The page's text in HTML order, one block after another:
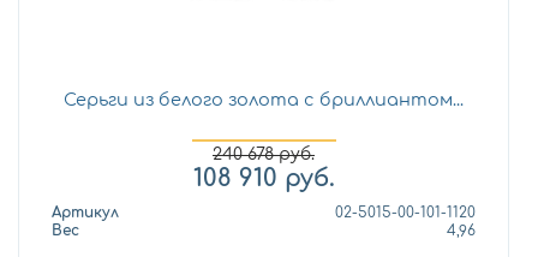
Серьги из белого золота с бриллиантом...
240 678руб.
108 910 руб.
Артикул
02-5015-00-101-1120
Вес
4,96